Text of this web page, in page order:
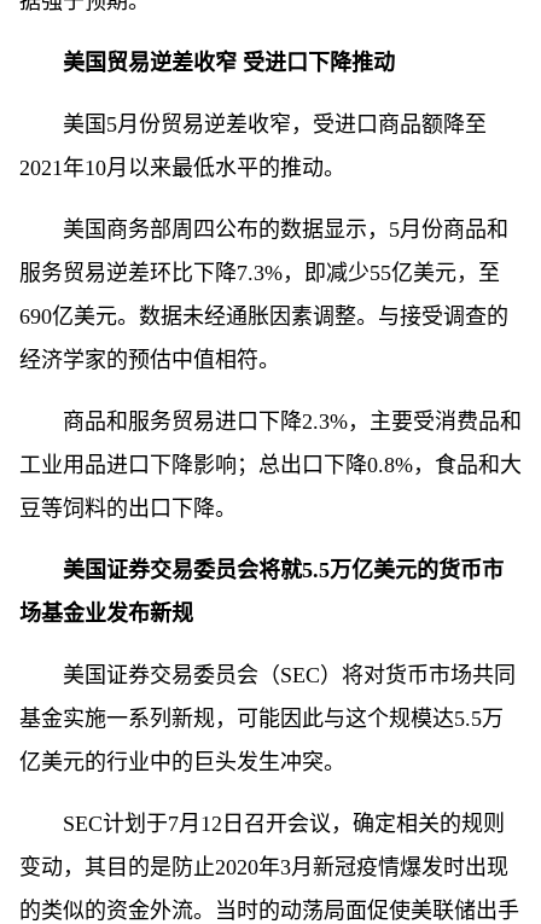
美国贸易逆差收窄 受进口下降推动
美国5月份贸易逆差收窄，受进口商品额降至
2021年10月以来最低水平的推动。
美国商务部周四公布的数据显示，5月份商品和
服务贸易逆差环比下降7.3%，即减少55亿美元，至
690亿美元。数据未经通胀因素调整。与接受调查的
经济学家的预估中值相符。
商品和服务贸易进口下降2.3%，主要受消费品和
工业用品进口下降影响；总出口下降0.8%，食品和大
豆等饲料的出口下降。
美国证券交易委员会将就5.5万亿美元的货币市
场基金业发布新规
美国证券交易委员会（SEC）将对货币市场共同
基金实施一系列新规，可能因此与这个规模达5.5万
亿美元的行业中的巨头发生冲突。
SEC计划于7月12日召开会议，确定相关的规则
变动，其目的是防止2020年3月新冠疫情爆发时出现
的类似的资金外流。当时的动荡局面促使美联储出手